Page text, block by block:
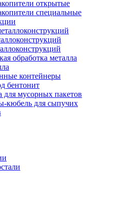
открытые
специальные
обработка металла
контейнеры
бентонит
для мусорных пакетов
кюбель для сыпучих